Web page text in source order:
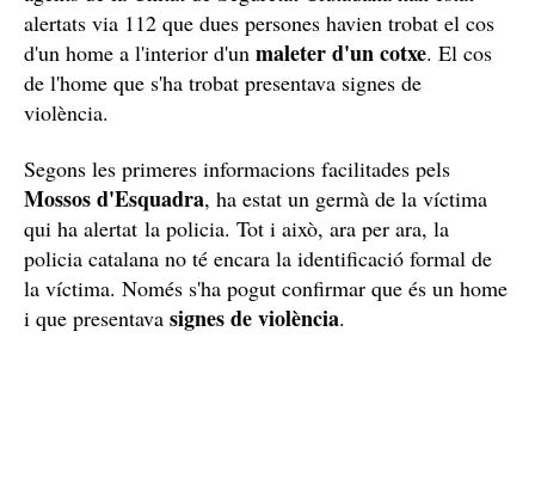
alertats via 112 que dues persones havien trobat el cos
d'un home a l'interior d'un maleter d'un cotxe. El cos
de l'home que s'ha trobat presentava signes de
violència.
Segons les primeres informacions facilitades pels
Mossos d'Esquadra, ha estat un germà de la víctima
qui ha alertat la policia. Tot i això, ara per ara, la
policia catalana no té encara la identificació formal de
la víctima. Només s'ha pogut confirmar que és un home
i que presentava signes de violència.